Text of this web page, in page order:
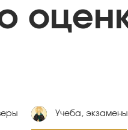
Учеба, экзамены